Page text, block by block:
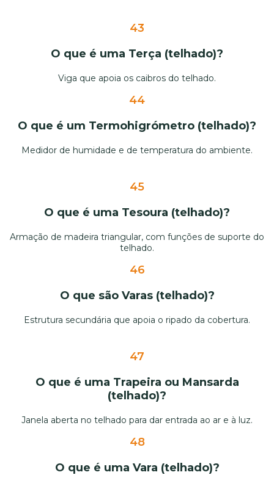
43
O que é uma Terça (telhado)?
Viga que apoia os caibros do telhado.
44
O que é um Termohigrómetro (telhado)?
Medidor de humidade e de temperatura do ambiente.
45
O que é uma Tesoura (telhado)?
Armação de madeira triangular, com funções de suporte do
telhado.
46
O que são Varas (telhado)?
Estrutura secundária que apoia o ripado da cobertura.
47
O que é uma Trapeira ou Mansarda
(telhado)?
Janela aberta no telhado para dar entrada ao ar e à luz.
48
O que é uma Vara (telhado)?